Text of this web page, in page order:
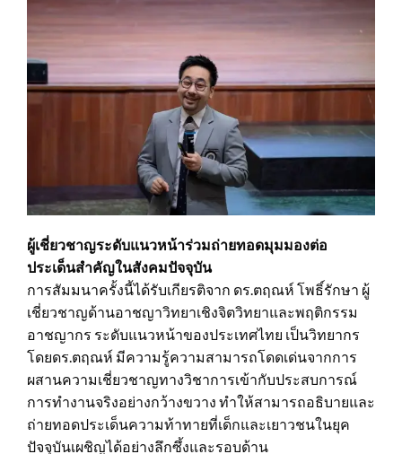
ผู้เชี่ยวชาญระดับแนวหน้าร่วมถ่ายทอดมุมมองต่อ
ประเด็นสำคัญในสังคมปัจจุบัน
การสัมมนาครั้งนี้ได้รับเกียรติจาก ดร.ตฤณห์ โพธิ์รักษา ผู้
เชี่ยวชาญด้านอาชญาวิทยาเชิงจิตวิทยาและพฤติกรรม
อาชญากร ระดับแนวหน้าของประเทศไทย เป็นวิทยากร
โดยดร.ตฤณห์ มีความรู้ความสามารถโดดเด่นจากการ
ผสานความเชี่ยวชาญทางวิชาการเข้ากับประสบการณ์
การทำงานจริงอย่างกว้างขวาง ทำให้สามารถอธิบายและ
ถ่ายทอดประเด็นความท้าทายที่เด็กและเยาวชนในยุค
ปัจจุบันเผชิญได้อย่างลึกซึ้งและรอบด้าน